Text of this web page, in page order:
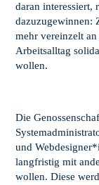
daran interessiert,
dazuzugewinnen:
mehr vereinzelt
Arbeitsalltag
wollen.
Die
und
langfristig mit
wollen. Diese